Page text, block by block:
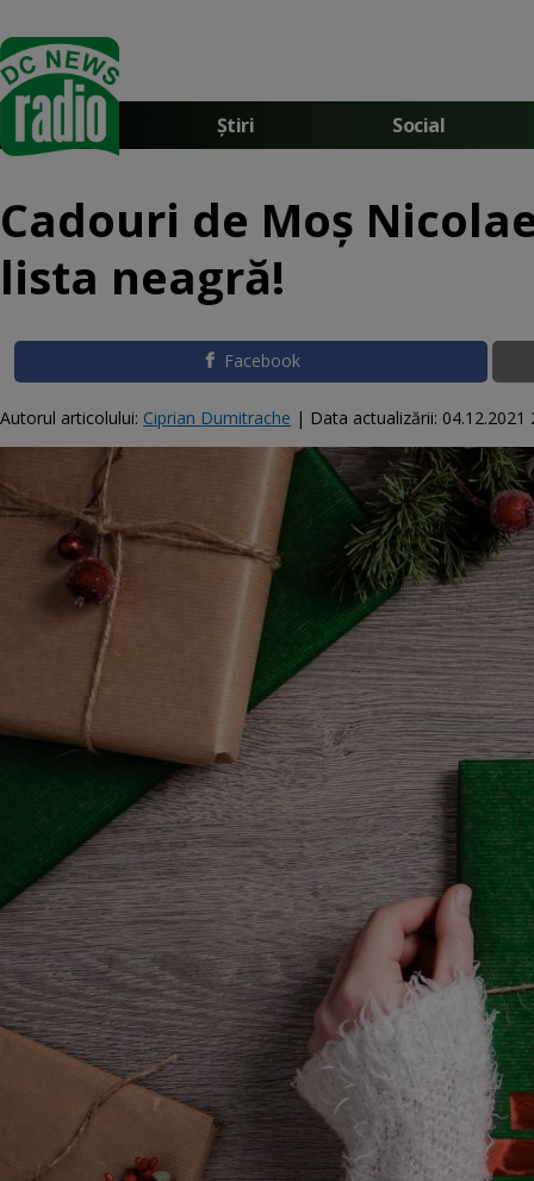
Știri Social
Cadouri de Moș
lista neagră!
Facebook
Autorul articolului: Ciprian Dumitrache | Data actualizării: 04.12.2021